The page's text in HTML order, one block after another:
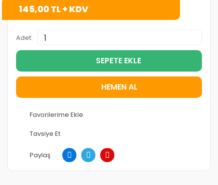
145,00 TL + KDV
Adet:
SEPETE EKLE
HEMEN AL
Tavsiye Et
Paylaş